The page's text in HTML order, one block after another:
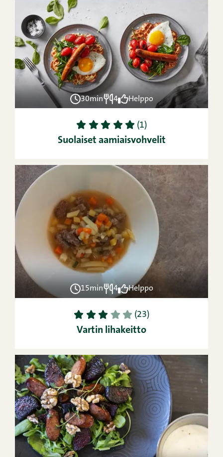
30min 4 Helppo
1 2 3 4 5 (1)
Suolaiset aamiaisvohvelit
15min 4 Helppo
1 2 3 4 5 (23)
Vartin lihakeitto